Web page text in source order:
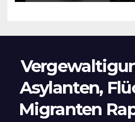
Asylanten,
Migranten